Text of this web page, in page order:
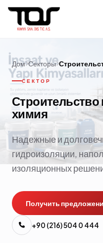
Дом Секторы
СЕКТОР
Строительство
химия
Надежные и
гидроизоляции,
изоляционных
Получить
+90 (216) 504 0 444